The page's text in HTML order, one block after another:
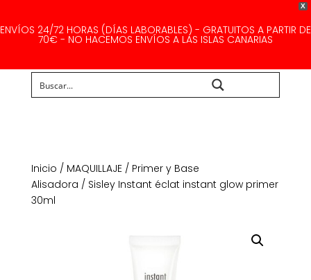
X
ENVÍOS 24/72 HORAS (DÍAS LABORABLES) - GRATUITOS A PARTIR DE
70€ - NO HACEMOS ENVÍOS A LAS ISLAS CANARIAS
Inicio / MAQUILLAJE/ Primer y Base
Alisadora / Sisley Instant éclat instant glow primer
30ml